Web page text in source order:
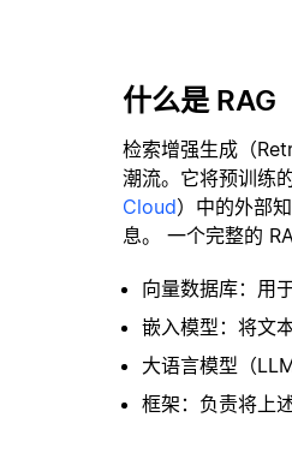
什么是 RAG
检索增强生成（
潮流。它将预训练
Cloud）中的外部
息。 一个完整的
向量数据库：用
嵌入模型：将文
大语言模型（
框架：负责将上